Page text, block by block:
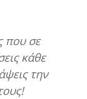
που σε
κάθε
την